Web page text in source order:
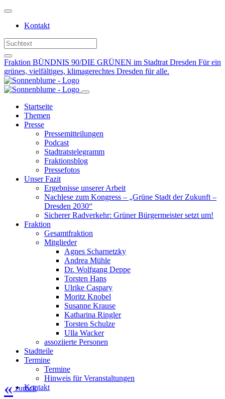
Weiter
Inhalt
Kontakt
Fraktion BÜNDNIS 90/DIE GRÜNEN im Stadtrat Dresden Für ein
grünes, vielfältiges, klimagerechtes Dresden für alle.
Startseite
Themen
Presse
Pressemitteilungen
Podcast
Stadtratstelegramm
Fraktionsblog
Pressefotos
Unser Fazit
Ergebnisse unserer Arbeit
Nachlese zum Kongress – „Grüne Stadt der Zukunft –
Dresden 2030“
Sicherer Radverkehr: Grüner Bürgermeister setzt um!
Fraktion
Gesamtfraktion
Mitglieder
Agnes Scharnetzky
Andrea Mühle
Dr. Wolfgang Deppe
Torsten Hans
Ulrike Caspary
Moritz Knobel
Susanne Krause
Katharina Ringler
Torsten Schulze
Ulla Wacker
assoziierte Personen
Stadtteile
Termine
Termine
Hinweis für Veranstaltungen
Kontakt
« zurück